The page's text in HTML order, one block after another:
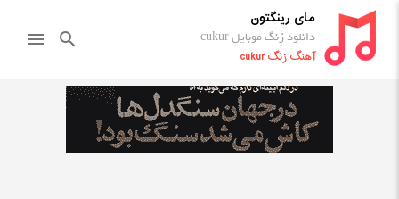
مای رینگتون
دانلود زنگ موبایل cukur
آهنگ زنگ cukur
search
menu